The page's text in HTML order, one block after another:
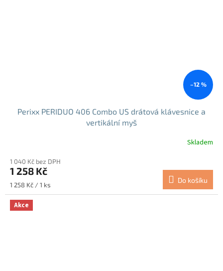
–12 %
Perixx PERIDUO 406 Combo US drátová klávesnice a
vertikální myš
produktu
je
5,0
5
hvězdiček.
Skladem
1 040 Kč bez DPH
1 258 Kč
Měrná
cena:
1 258 Kč / 1 ks
Do košíku
Akce